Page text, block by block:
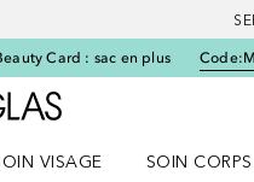
Card : sac en plus Code:
Vers l'accueil Douglas
VISAGE
SOIN CORPS